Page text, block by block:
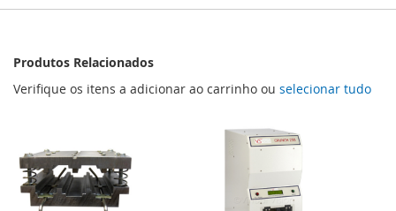
Produtos Relacionados
Verifique os itens a adicionar ao carrinho ou selecionar tudo